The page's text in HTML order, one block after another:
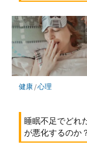
健康/心理
睡眠不足でどれ
が悪化するのか